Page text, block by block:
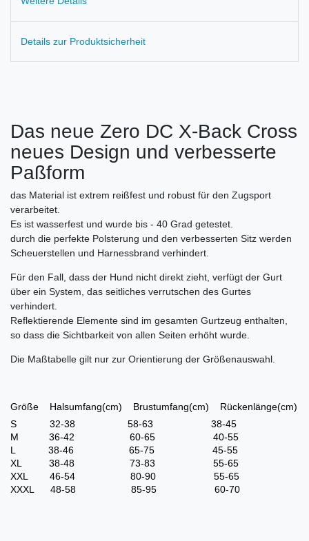
Details zur Produktsicherheit
Das neue Zero DC X-Back Cross
neues Design und verbesserte
Paßform
das Material ist extrem reißfest und robust für den Zugsport
verarbeitet.
Es ist wasserfest und wurde bis - 40 Grad getestet.
durch die perfekte Polsterung und den verbesserten Sitz werden
Scheuerstellen und Harnessbrand verhindert.
Für den Fall, dass der Hund nicht direkt zieht, verfügt der Gurt
über ein System, das seitliches verrutschen des Gurtes
verhindert.
Reflektierende Elemente sind im gesamten Gurtzeug enthalten,
so dass die Sichtbarkeit von allen Seiten erhöht wurde.
Die Maßtabelle gilt nur zur Orientierung der Größenauswahl.
Größe Halsumfang(cm) Brustumfang(cm) Rückenlänge(cm)
S 32-38 58-63 38-45
M 36-42 60-65 40-55
L 38-46 65-75 45-55
XL 38-48 73-83 55-65
XXL 46-54 80-90 55-65
XXXL 48-58 85-95 60-70